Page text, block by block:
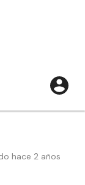
hace 2 años